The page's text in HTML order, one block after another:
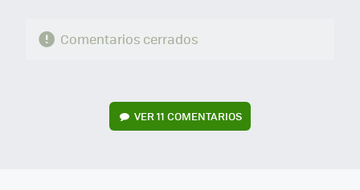
Comentarios cerrados
VER11 COMENTARIOS